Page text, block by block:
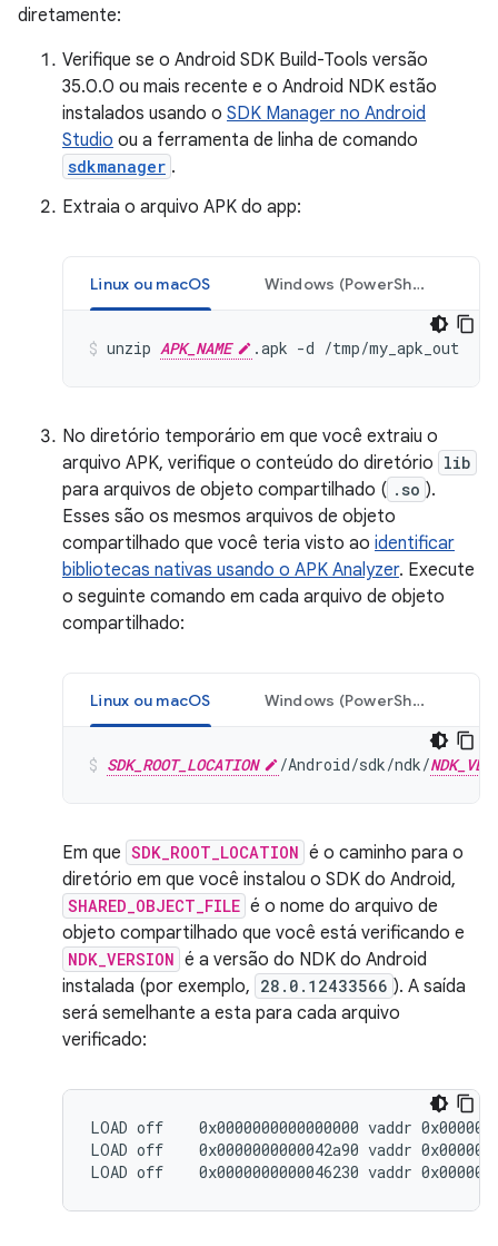
diretamente:
Verifique se o Android SDK Build-Tools versão
35.0.0 ou mais recente e o Android NDK estão
instalados usando o SDK Manager no Android
Studio ou a ferramenta de linha de comando
sdkmanager .
Extraia o arquivo APK do app:
Linux ou macOS Windows (PowerShell)
unzip APK_NAME
No diretório temporário em que você extraiu o
arquivo APK, verifique o conteúdo do diretório lib
para arquivos de objeto compartilhado ( .so ).
Esses são os mesmos arquivos de objeto
compartilhado que você teria visto ao identificar
bibliotecas nativas usando o APK Analyzer. Execute
o seguinte comando em cada arquivo de objeto
compartilhado:
Linux ou macOS Windows (PowerShell)
SDK_ROOT_LOCATION /Android/sdk/ndk/
Em que SDK_ROOT_LOCATION é o caminho para o
diretório em que você instalou o SDK do Android,
SHARED_OBJECT_FILE é o nome do arquivo de
objeto compartilhado que você está verificando e
NDK_VERSION é a versão do NDK do Android
instalada (por exemplo, 28.0.12433566 ). A saída
será semelhante a esta para cada arquivo
verificado:
LOAD off    0x0000000000000000 vaddr
LOAD off    0x0000000000042a90 vaddr